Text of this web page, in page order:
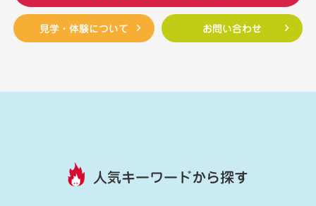
見学・体験について お問い合わせ
人気キーワードから探す